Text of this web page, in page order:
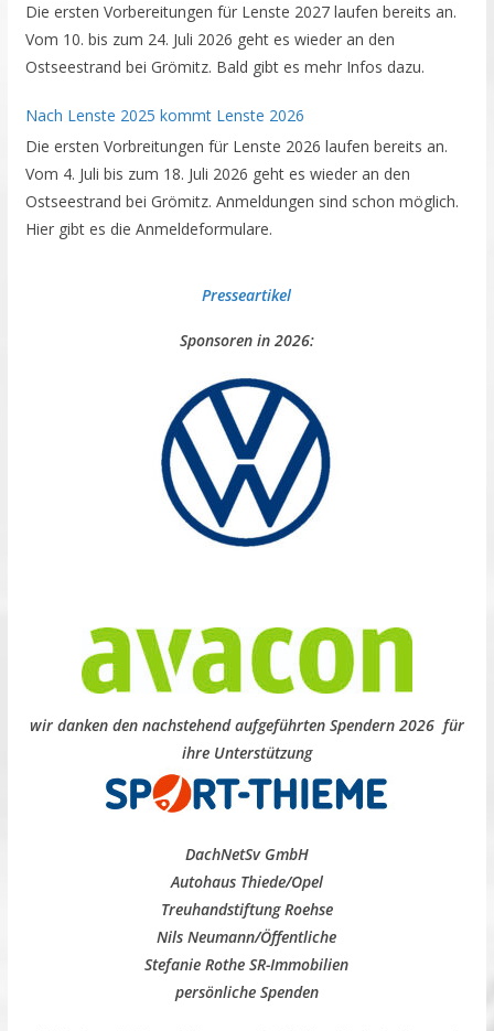
Die ersten Vorbereitungen für Lenste 2027 laufen bereits an.
Vom 10. bis zum 24. Juli 2026 geht es wieder an den
Ostseestrand bei Grömitz. Bald gibt es mehr Infos dazu.
Nach Lenste 2025 kommt Lenste 2026
Die ersten Vorbreitungen für Lenste 2026 laufen bereits an.
Vom 4. Juli bis zum 18. Juli 2026 geht es wieder an den
Ostseestrand bei Grömitz. Anmeldungen sind schon möglich.
Hier gibt es die Anmeldeformulare.
Presseartikel
Sponsoren in 2026:
wir danken den nachstehend aufgeführten Spendern 2026 für
ihre Unterstützung
DachNetSv GmbH
Autohaus Thiede/Opel
Treuhandstiftung Roehse
Nils Neumann/Öffentliche
Stefanie Rothe SR-Immobilien
persönliche Spenden